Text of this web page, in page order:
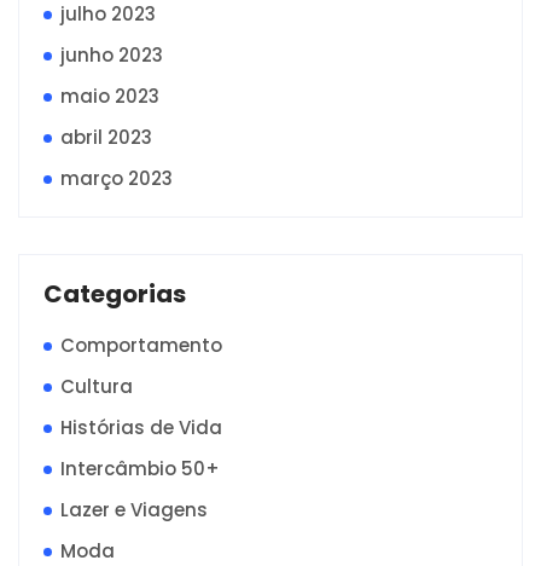
julho 2023
junho 2023
maio 2023
abril 2023
março 2023
Categorias
Comportamento
Cultura
Histórias de Vida
Intercâmbio 50+
Lazer e Viagens
Moda